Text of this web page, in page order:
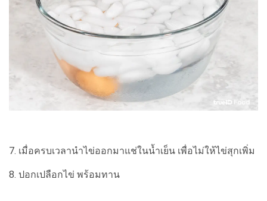
7. เมื่อครบเวลานำไข่ออกมาแช่ในน้ำเย็น เพื่อไม่ให้ไข่สุกเพิ่ม
8. ปอกเปลือกไข่ พร้อมทาน